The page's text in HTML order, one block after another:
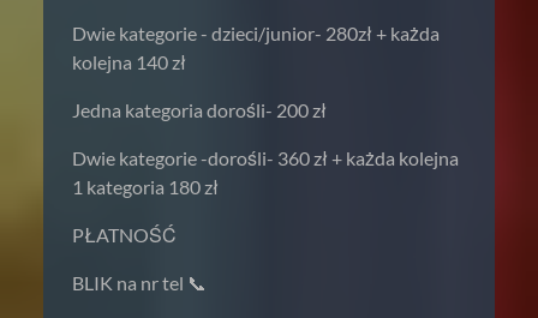
Dwie kategorie - dzieci/junior- 280zł + każda
kolejna 140 zł
Jedna kategoria dorośli- 200 zł
Dwie kategorie -dorośli- 360 zł + każda kolejna
1 kategoria 180 zł
PŁATNOŚĆ
BLIK na nr tel 📞